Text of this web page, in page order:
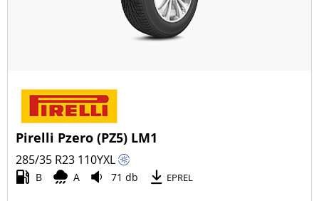
Pirelli Pzero (PZ5) LM1
285/35 R23 110YXL
B A 71 db EPREL